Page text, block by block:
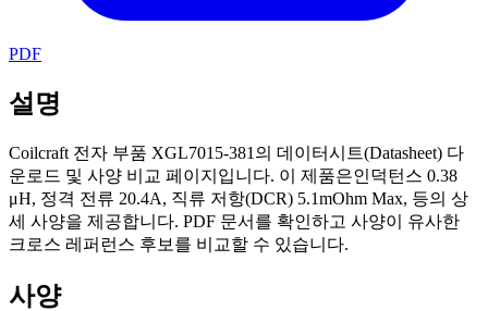
PDF
설명
Coilcraft 전자 부품 XGL7015-381의 데이터시트(Datasheet) 다
운로드 및 사양 비교 페이지입니다. 이 제품은인덕턴스 0.38
μH, 정격 전류 20.4A, 직류 저항(DCR) 5.1mOhm Max, 등의 상
세 사양을 제공합니다. PDF 문서를 확인하고 사양이 유사한
크로스 레퍼런스 후보를 비교할 수 있습니다.
사양